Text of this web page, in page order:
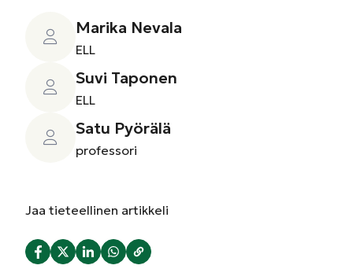
Marika Nevala
ELL
Suvi Taponen
ELL
Satu Pyörälä
professori
Jaa tieteellinen artikkeli